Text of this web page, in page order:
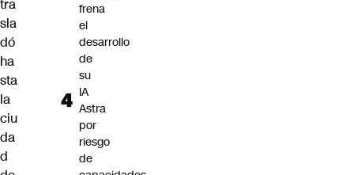
tra
sla
dó
ha
sta
la
ciu
da
d
frena
el
desarrollo
de
su
IA
Astra
por
riesgo
de